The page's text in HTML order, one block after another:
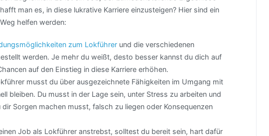
man es, in diese lukrative Karriere einzusteigen? Hier sind ein
helfen werden:
zum Lokführer und die verschiedenen
werden. Je mehr du weißt, desto besser kannst du dich auf
auf den Einstieg in diese Karriere erhöhen.
musst du über ausgezeichnete Fähigkeiten im Umgang mit
bleiben. Du musst in der Lage sein, unter Stress zu arbeiten und
Sorgen machen musst, falsch zu liegen oder Konsequenzen
Job als Lokführer anstrebst, solltest du bereit sein, hart dafür